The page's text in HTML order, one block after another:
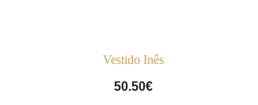
Vestido Inês
50.50€